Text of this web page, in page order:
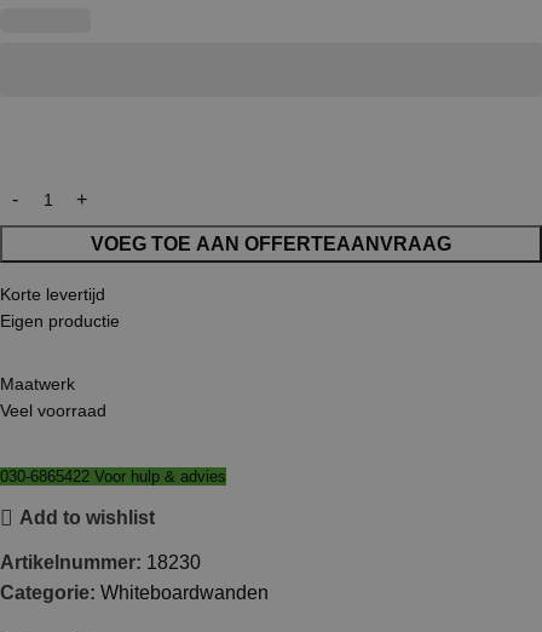
VOEG TOE AAN OFFERTEAANVRAAG
Korte levertijd
Eigen productie
Maatwerk
Veel voorraad
030-6865422 Voor hulp & advies
Add to wishlist
Artikelnummer: 18230
Categorie: Whiteboardwanden